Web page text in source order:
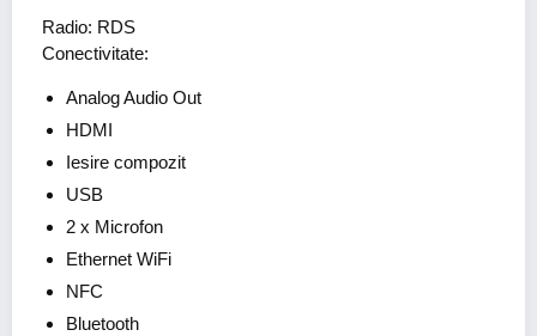
Radio: RDS
Conectivitate:
Analog Audio Out
HDMI
Iesire compozit
USB
2 x Microfon
Ethernet WiFi
NFC
Bluetooth